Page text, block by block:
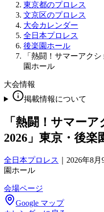
東京都のプロレス
文京区のプロレス
大会カレンダー
全日本プロレス
後楽園ホール
「熱闘！サマーアク
園ホール
大会情報
掲載情報について
「熱闘！サマー
2026」東京・後楽
全日本プロレス
2026年8
園ホール
会場ページ
Google マップ